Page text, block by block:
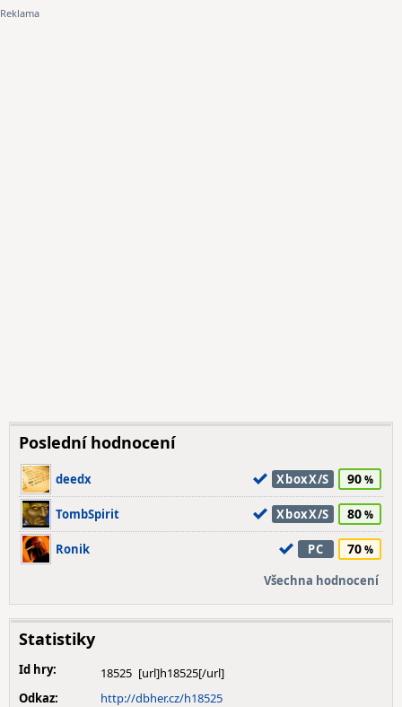
Poslední hodnocení
deedx XboxX/S 90
TombSpirit XboxX/S 80
Ronik PC 70
Všechna hodnocení
Statistiky
Id hry:
18525
Odkaz:
http://dbher.cz/h18525